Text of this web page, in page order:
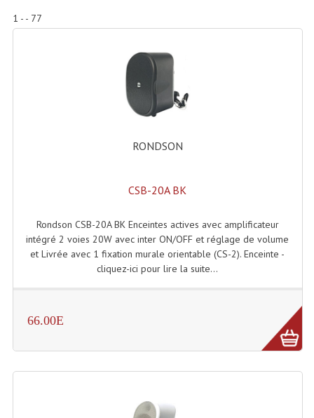
Selecteurs Audio Vidéo
Amplificateurs
Amplificateurs Multi-Canaux
Casques Stéréo
Compresseurs , Limiteurs , Noise Gate
Packs Sono
Enceintes Amplifiées Actives
Caisson De Basse Amplifié
Caissons De Basses
1 - - 77
RONDSON
CSB-20A BK
Rondson CSB-20A BK Enceintes actives avec amplificateur
intégré 2 voies 20W avec inter ON/OFF et réglage de volume
et Livrée avec 1 fixation murale orientable (CS-2). Enceinte -
cliquez-ici pour lire la suite...
66.00E